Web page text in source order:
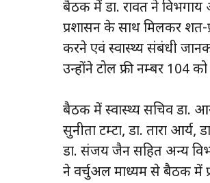
बैठक में डा. रावत ने विभगाय
प्रशासन के साथ मिलकर शत-
करने एवं स्वास्थ्य संबंधी
उन्होंने टोल फ्री नम्बर 104
बैठक में स्वास्थ्य सचिव डा.
सुनीता टम्टा, डा. तारा
डा. संजय जैन सहित अन्य
ने वर्चुअल माध्यम से बैठक में